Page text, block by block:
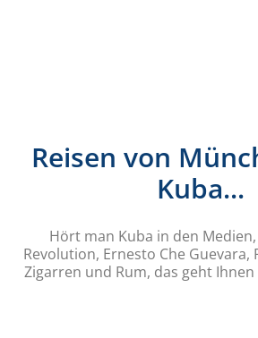
Reisen von
Kuba...
Hört man Kuba in den
Revolution, Ernesto Che Guevara,
Zigarren und Rum, das geht